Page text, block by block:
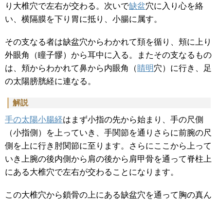
り大椎穴で左右が交わる。次いで缺盆穴に入り心を絡
い、横隔膜を下り胃に抵り、小腸に属す。
その支なる者は缺盆穴からわかれて頚を循り、頬に上り
外眼角（瞳子髎）から耳中に入る。またその支なるもの
は、頬からわかれて鼻から内眼角（ 睛明 穴）に行き、足
の太陽膀胱経に連なる。
解説
手の太陽小腸経はまず小指の先から始まり、手の尺側
（小指側）を上っていき、手関節を通りさらに前腕の尺
側を上に行き肘関節に至ります。さらにここから上って
いき上腕の後内側から肩の後から肩甲骨を通って脊柱上
にある大椎穴で左右が交わることになります。
この大椎穴から鎖骨の上にある缺盆穴を通って胸の真ん